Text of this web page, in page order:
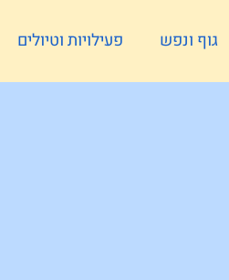
גוף ונפש פעילויות וטיולים